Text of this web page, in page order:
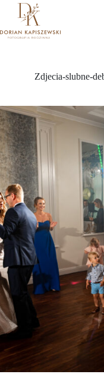
Przejdź
Zdjecia-slubne-